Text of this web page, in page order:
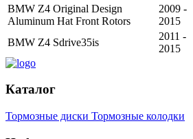
BMW Z4 Original Design
Aluminum Hat Front Rotors
2009 -
2015
BMW Z4 Sdrive35is
2011 -
2015
Каталог
Тормозные диски Тормозные колодки